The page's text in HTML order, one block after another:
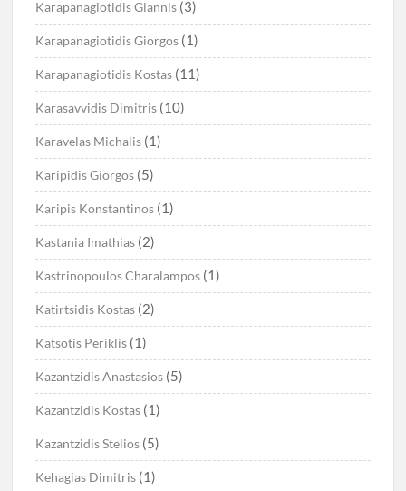
Karapanagiotidis Giannis (3)
Karapanagiotidis Giorgos (1)
Karapanagiotidis Kostas (11)
Karasavvidis Dimitris (10)
Karavelas Michalis (1)
Karipidis Giorgos (5)
Karipis Konstantinos (1)
Kastania Imathias (2)
Kastrinopoulos Charalampos (1)
Katirtsidis Kostas (2)
Katsotis Periklis (1)
Kazantzidis Anastasios (5)
Kazantzidis Kostas (1)
Kazantzidis Stelios (5)
Kehagias Dimitris (1)